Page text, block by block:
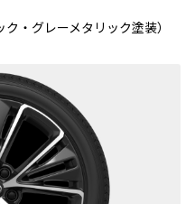
・グレーメタリック塗装）